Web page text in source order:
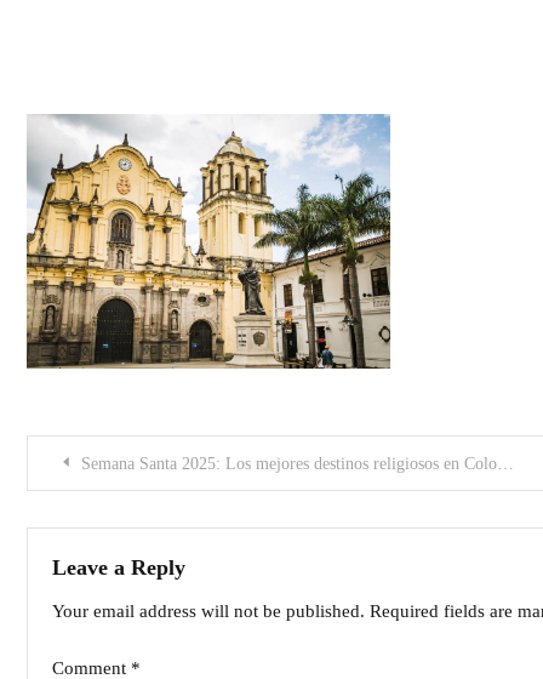
PostSemana Santa 2025: Los mejores destinos religiosos en Colombia
Leave a Reply
Your email address will not be published. Required fields are
Comment *